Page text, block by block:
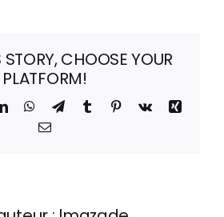
STORY, CHOOSE YOUR
PLATFORM!
LinkedInWhatsApp
TelegramTumblr Pinterest
Vk
Xing
Email